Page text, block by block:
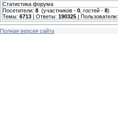
Статистика форума
Посетители: 8 (участников - 0 , гостей - 8)
Темы: 6713 | Ответы: 190325 | Пользователи:
Полная версия сайта